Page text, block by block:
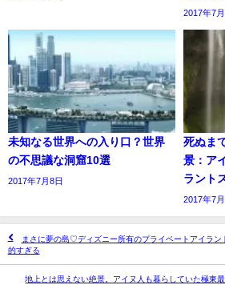
2017年7
未知なる世界への入り口？世界
の不思議な洞窟10選
2017年7月8日
死ぬま
景：ア
ラント
2017年7
まさに夢の島♡ディズニー所有のプライベートアイラン
的すぎる
地上とは思えない絶景。アイヌ人も暮らしていた極東